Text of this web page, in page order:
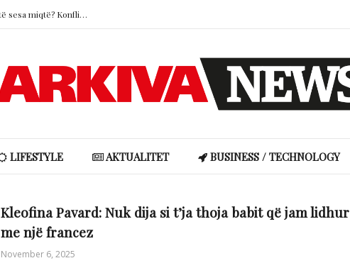
Pse truri i kujton më mirë armiqtë sesa miqtë? Konflikti lë gjurmë më të forta në kujtesë
Shakira rikrijon fotografinë ikonike të vitit 1997, fansat pushtojnë rrjetet me reagime
Pse truri i kujton më mirë armiqtë sesa miqtë? Konflikti lë gjurmë më të forta në kujtesë
LIFESTYLE AKTUALITET BUSINESS / TECHNOLOGY
Kleofina Pavard: Nuk dija si t’ja thoja babit që jam lidhur
me një francez
November 6, 2025